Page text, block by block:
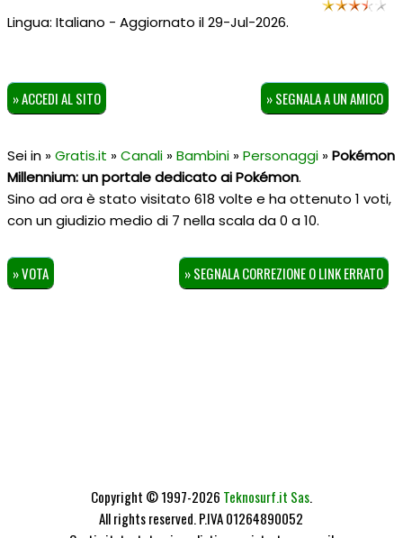
Lingua: Italiano - Aggiornato il 29-Jul-2026.
» ACCEDI AL SITO » SEGNALA A UN AMICO
Sei in »Gratis.it »Canali»Bambini»Personaggi»Pokémon
Millennium: un portale dedicato ai Pokémon.
Sino ad ora è stato visitato 618 volte e ha ottenuto 1 voti,
con un giudizio medio di 7 nella scala da0 a10.
» VOTA » SEGNALA CORREZIONE O LINK ERRATO
Copyright © 1997-2026 Teknosurf.it Sas.
All rights reserved. P.IVA 01264890052